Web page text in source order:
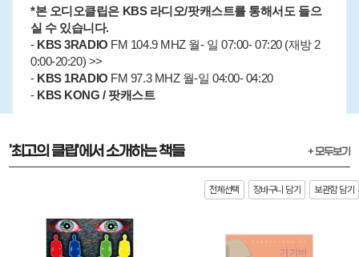
*본 오디오클립은 KBS 라디오/팟캐스트를 통해서도 들으
실 수 있습니다.
- KBS 3RADIO FM 104.9 MHZ 월- 일 07:00- 07:20 (재방 2
0:00-20:20) >>
- KBS 1RADIO FM 97.3 MHZ 월-일 04:00- 04:20
- KBS KONG / 팟캐스트
'최고의 클립'에서 소개하는 책들 + 모두보기
전체선택 장바구니 담기 보관함 담기